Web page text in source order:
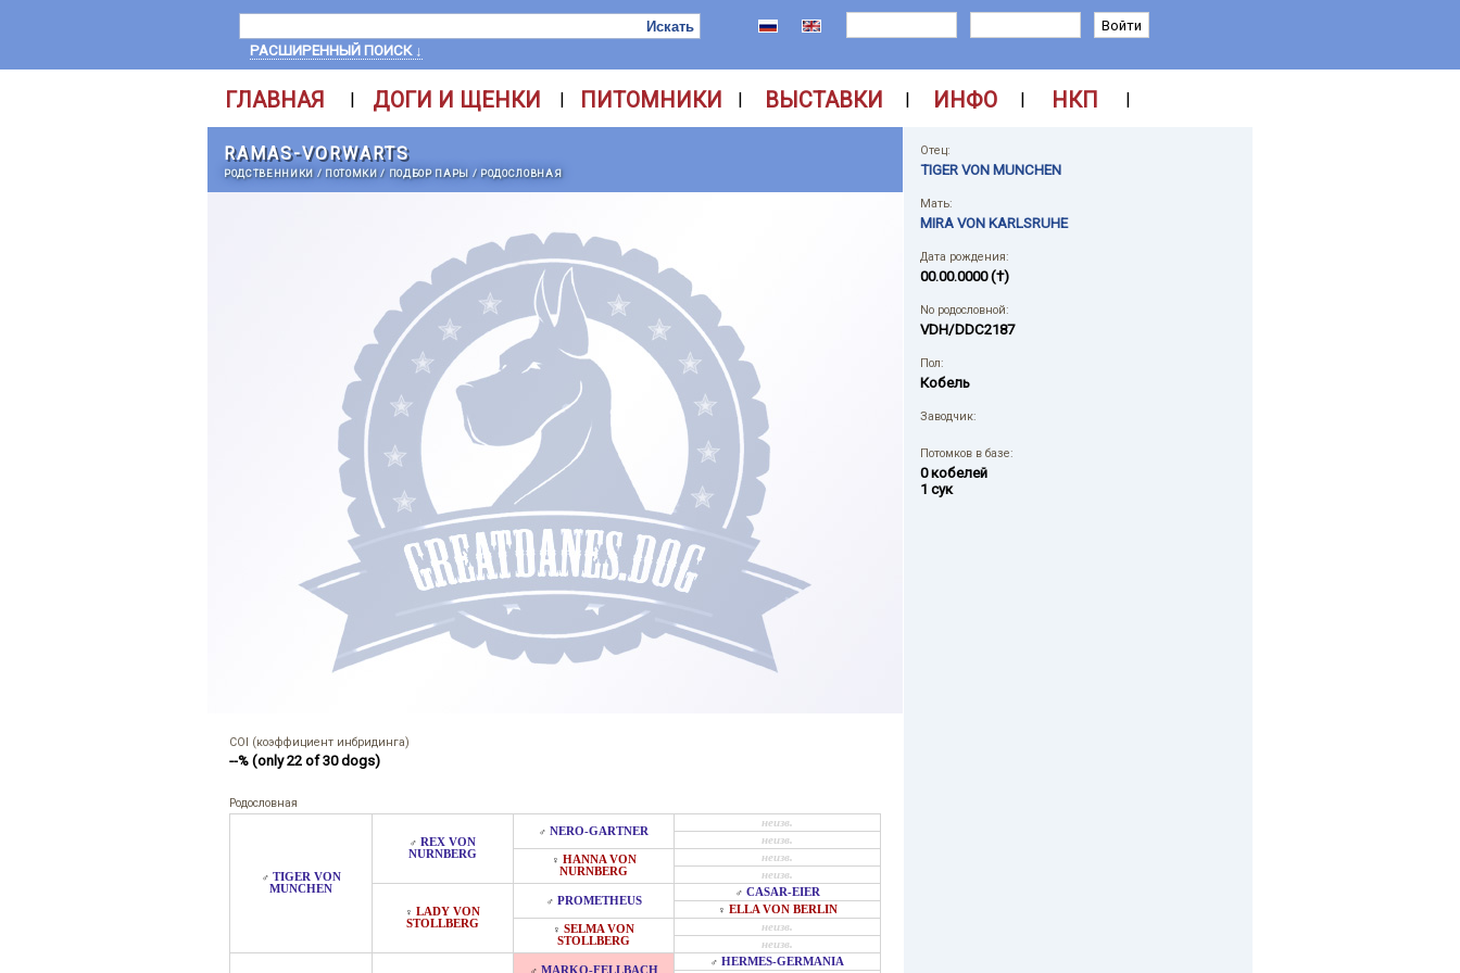
РАСШИРЕННЫЙ ПОИСК ↓
ГЛАВНАЯ | ДОГИ И ЩЕНКИ | ПИТОМНИКИ | ВЫСТАВКИ | ИНФО | НКП |
RAMAS-VORWARTS
РОДСТВЕННИКИ / ПОТОМКИ/ ПОДБОР ПАРЫ / РОДОСЛОВНАЯ
COI (коэффициент инбридинга)
--% (only 22 of 30 dogs)
Родословная
♂ TIGER VON
MUNCHEN
♂ REX VON
NURNBERG
♂ NERO-GARTNER
неизв.
неизв.
♀ HANNA VON
NURNBERG
неизв.
неизв.
♀ LADY VON
STOLLBERG
♂ PROMETHEUS
♂ CASAR-EIER
♀ ELLA VON BERLIN
♀ SELMA VON
STOLLBERG
неизв.
неизв.
♂ MARKO-FELLBACH
♂ HERMES-GERMANIA
Отец:
TIGER VON MUNCHEN
Мать:
MIRA VON KARLSRUHE
Дата рождения:
00.00.0000 (†)
No родословной:
VDH/DDC2187
Пол:
Кобель
Заводчик:
Потомков в базе:
0 кобелей
1 сук